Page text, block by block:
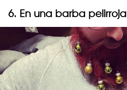
6. En una barba pelirroja